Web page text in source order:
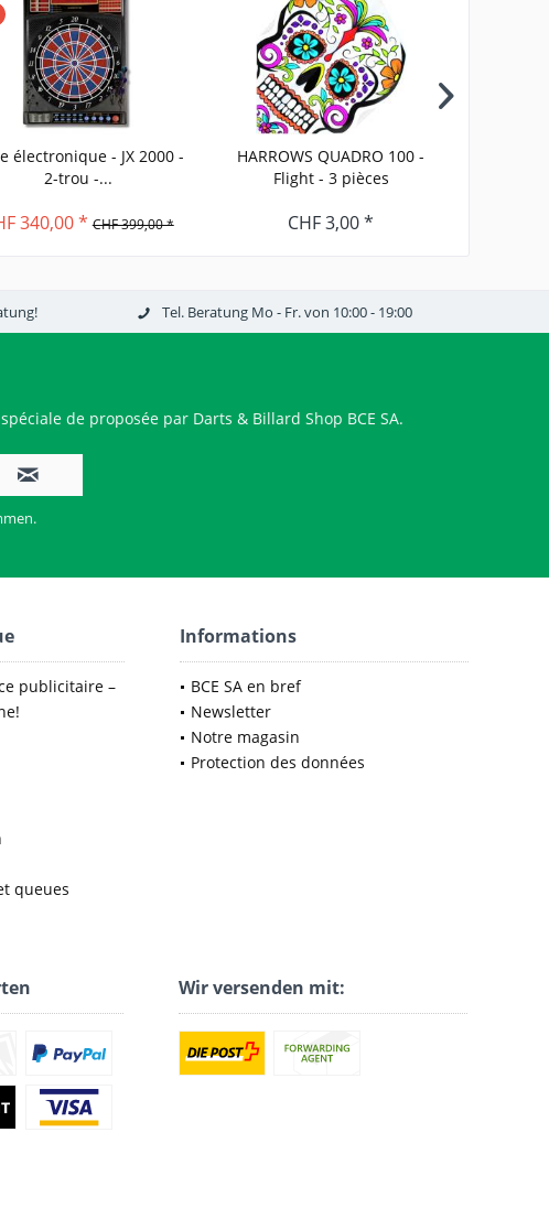
électronique - JX 2000 -
2-trou -...
340,00 * CHF 399,00 *
HARROWS QUADRO 100 -
Flight - 3 pièces
CHF 3,00 *
Tel. Beratung Mo - Fr. von 10:00 - 19:00
de proposée par Darts & Billard Shop BCE SA.
publicitaire –
queues
Informations
BCE SA en bref
Newsletter
Notre magasin
Protection des données
Wir versenden mit: